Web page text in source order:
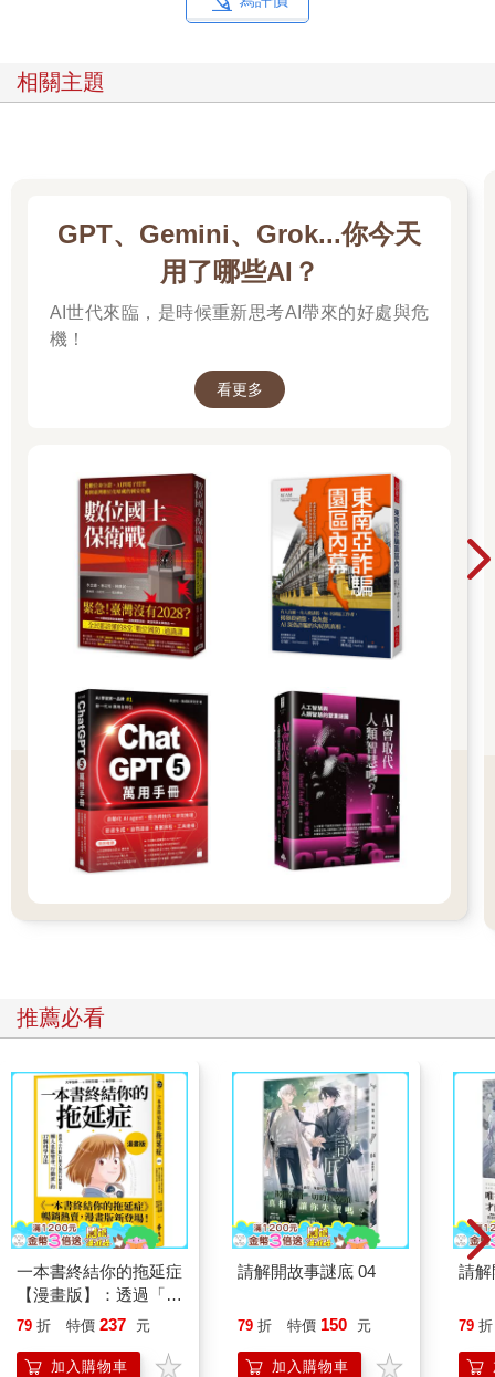
相關主題
GPT、Gemini、Grok...你今天
用了哪些AI？
AI世代來臨，是時候重新思考AI帶來的好處與危
機！
看更多
推薦必看
一本書終結你的拖延症
【漫畫版】：透過「小
行動」打開大腦的行動
「行動派」的37個科
79 折 特價 237 元
加入購物車
請解開故事謎底 04
79 折 特價 150 元
加入購物車
請解
79 折